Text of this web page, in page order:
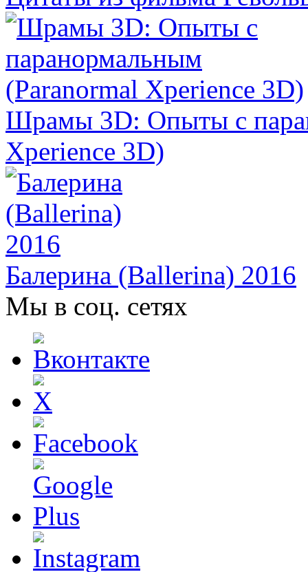
Шрамы 3D: Опыты с
Xperience 3D)
Балерина (Ballerina) 2016
Мы в соц. сетях